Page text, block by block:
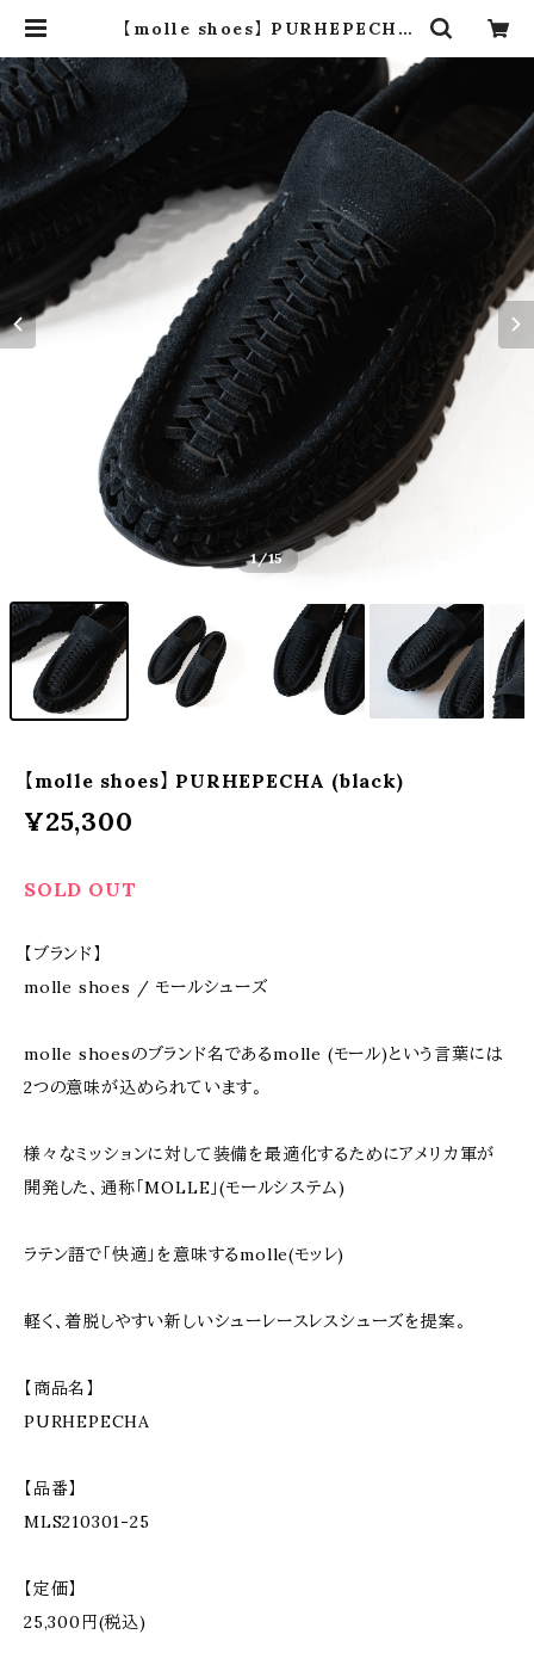
【molle shoes】 PURHEPECHA
1/15
【molle shoes】 PURHEPECHA (black)
¥25,300
SOLD OUT
【ブランド】
molle shoes / モールシューズ
molle shoesのブランド名であるmolle (モール)という言葉には
2つの意味が込められています。
様々なミッションに対して装備を最適化するためにアメリカ軍が
開発した、通称「MOLLE」(モールシステム)
ラテン語で「快適」を意味するmolle(モッレ)
軽く、着脱しやすい新しいシューレースレスシューズを提案。
【商品名】
PURHEPECHA
【品番】
MLS210301-25
【定価】
25,300円(税込)